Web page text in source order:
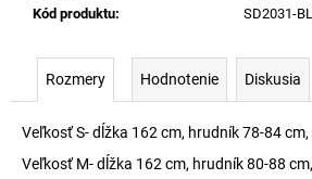
Kód produktu: SD2031-
Rozmery Hodnotenie Diskusia
Veľkosť S- dĺžka 162 cm, hrudník 78-84
Veľkosť M- dĺžka 162 cm, hrudník 80-88